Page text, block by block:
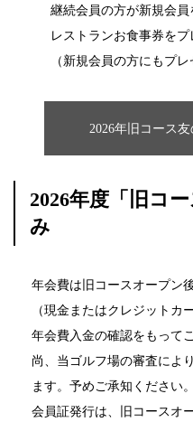
継続会員の方が新規会員
レストランお食事券をプ
（新規会員の方にもプ
2026年旧コース
2026年度「旧コ
み
年会費は旧コースオープン
（現金またはクレジットカ
年会費入金の確認をもって
尚、当ゴルフ場の審査によ
ます。予めご承知ください。
会員証発行は、旧コースオ